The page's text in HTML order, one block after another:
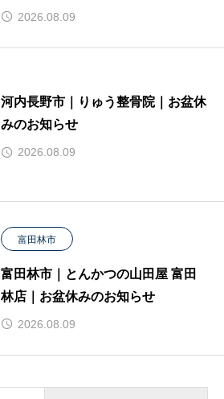
2026.08.09
河内長野市｜りゅう整骨院｜お盆休
みのお知らせ
2026.08.09
富田林市
富田林市｜とんかつの山田屋 富田
林店｜お盆休みのお知らせ
2026.08.09